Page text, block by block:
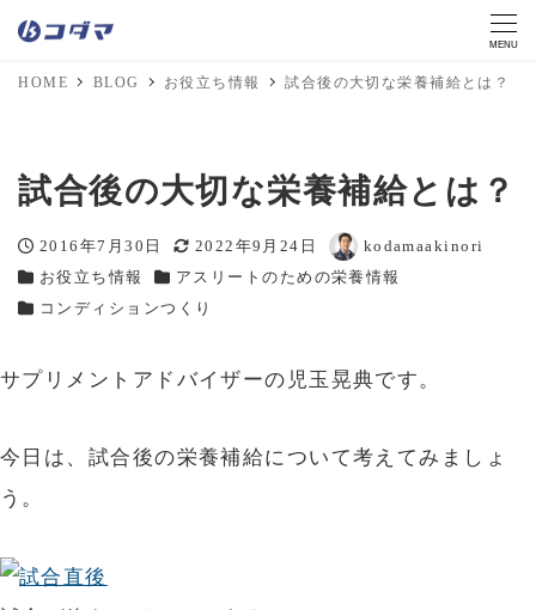
MENU
HOME BLOG お役立ち情報 試合後の大切な栄養補給とは？
試合後の大切な栄養補給とは？
2016年7月30日
2022年9月24日
著
kodamaakinori
お役立ち情報
アスリートのための栄養情報
コンディションつくり
サプリメントアドバイザーの児玉晃典です。
今日は、試合後の栄養補給について考えてみましょ
う。